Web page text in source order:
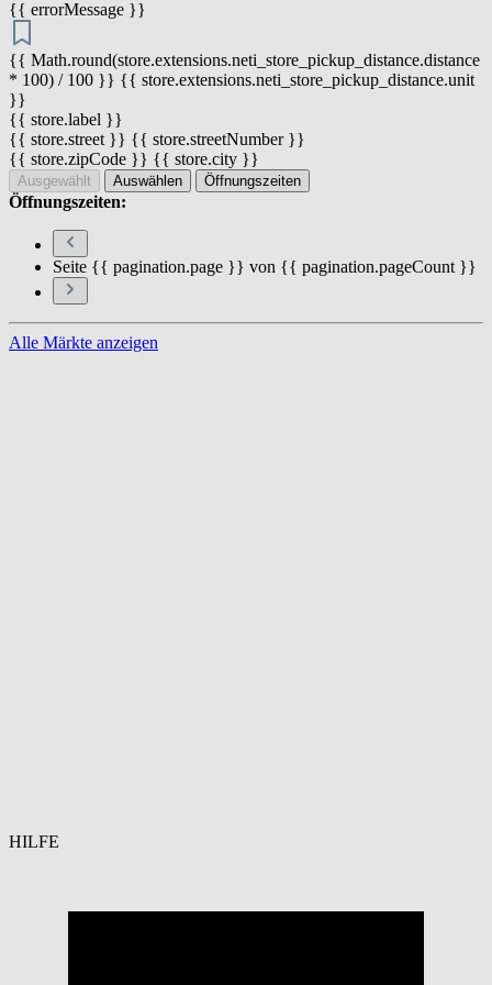
{{ errorMessage }}
{{ Math.round(store.extensions.neti_store_pickup_distance.distance
* 100) / 100 }} {{ store.extensions.neti_store_pickup_distance.unit
}}
{{ store.label }}
{{ store.street }} {{ store.streetNumber }}
{{ store.zipCode }} {{ store.city }}
Ausgewählt Auswählen Öffnungszeiten
Öffnungszeiten:
Seite {{ pagination.page }} von {{ pagination.pageCount }}
Alle Märkte anzeigen
HILFE